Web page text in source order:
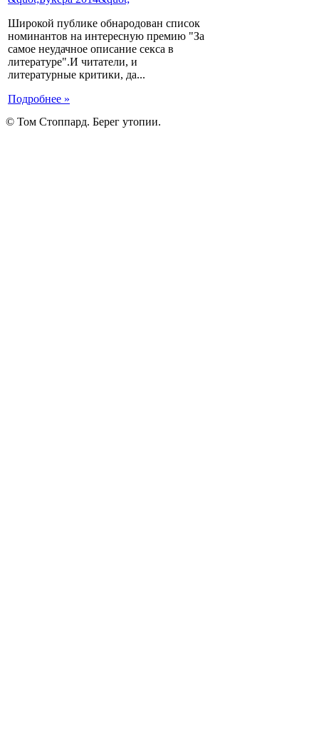
Широкой публике обнародован список
номинантов на интересную премию "За
самое неудачное описание секса в
литературе".И читатели, и
литературные критики, да...
Подробнее »
© Том Стоппард. Берег утопии.